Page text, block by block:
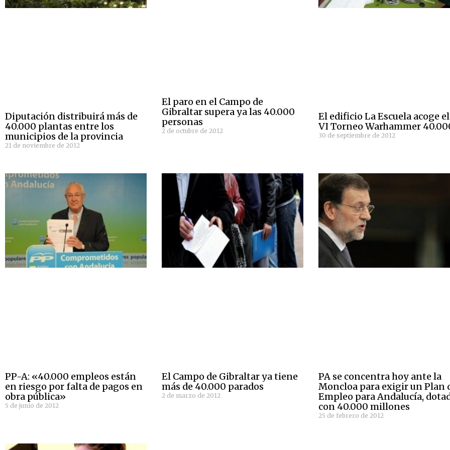
Diputación distribuirá más de
40.000 plantas entre los
municipios de la provincia
21 de noviembre de 2012
El paro en el Campo de
Gibraltar supera ya las 40.000
personas
2 de octubre de 2012
El edificio La Escuela acoge el
VI Torneo Warhammer
30 de septiembre de 2012
PP-A: «40.000 empleos están
en riesgo por falta de pagos en
obra pública»
5 de junio de 2012
El Campo de Gibraltar ya tiene
más de 40.000 parados
2 de marzo de 2012
PA se concentra hoy ante la
Moncloa para exigir un Plan
Empleo para Andalucía,
con 40.000 millones
25 de febrero de 2012